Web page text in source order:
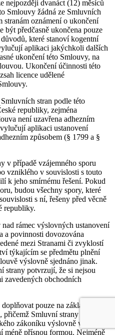
nejpozději dvanáct (12) měsíců
Smlouvy žádná ze Smluvních
stranám oznámení o ukončení
být předčasně ukončena pouze
které stanoví kogentní
aplikaci jakýchkoli dalších
ukončení této Smlouvy, na
Ukončení účinnosti této
licence udělené
stran podle této
republiky, zejména
není uzavřena adhezním
aplikaci ustanovení
způsobem (§ 1799 a §
v případě vzájemného sporu
vzniklého v souvislosti s touto
k jeho smírnému řešení. Pokud
budou všechny spory, které
s ní, řešeny před věcně
republiky.
rámec výslovných ustanovení
a povinnosti dovozována
mezi Stranami či zvyklostí
týkajícím se předmětu plnění
výslovně sjednáno jinak.
strany potvrzují, že si nejsou
zavedených obchodních
pouze na základě
Smluvní strany ve
zákoníku výslovně vylučují
méně přísnou formou. Nejméně